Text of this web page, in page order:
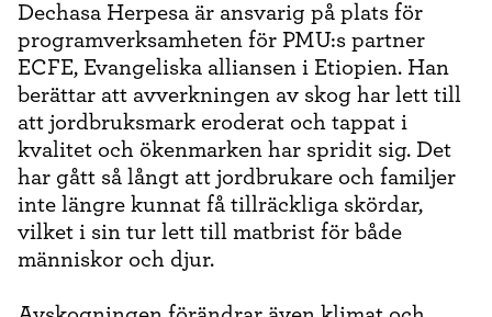
Dechasa Herpesa är ansvarig på plats för
programverksamheten för PMU:s partner
ECFE, Evangeliska alliansen i Etiopien. Han
berättar att avverkningen av skog har lett till
att jordbruksmark eroderat och tappat i
kvalitet och ökenmarken har spridit sig. Det
har gått så långt att jordbrukare och familjer
inte längre kunnat få tillräckliga skördar,
vilket i sin tur lett till matbrist för både
människor och djur.